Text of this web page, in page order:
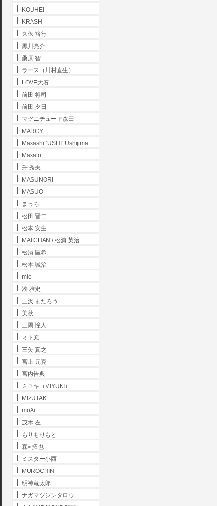
KOUHEI
KRASH
久保 裕行
黒川亮介
桑原 智
ラース（川村直生）
LOVE大石
前田 将司
前田 夕日
マグニチュード森田
MARCY
Masashi “USHI” Ushijima
Masato
升 秀夫
MASUNORI
MASUO
まっち
松田 晋二
松本 安生
MATCHAN / 松浦 英治
松浦 匡希
松本 誠治
mie
湊 雅史
三沢 またろう
美秋
三隅 憧人
ミト充
三矢 真之
宮上 元克
宮内告典
ミユキ（MIYUKI）
MIZUTAK
moAi
茂木 左
もりもりもと
森∞拓也
ミスター小西
MUROCHIN
明神竜太郎
ナガマツシンタロウ